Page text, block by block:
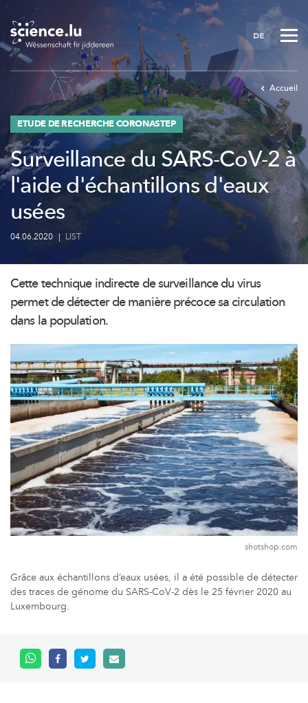
Skip
main
content
DE
Accueil
ETUDE DE RECHERCHE CORONASTEP
Surveillance du SARS-CoV-2 à
l'aide d'échantillons d'eaux
usées
04.06.2020 | LIST
Cette technique indirecte de surveillance du virus
permet de détecter de manière précoce sa circulation
dans la population.
shotshop.com
Grâce aux échantillons d’eaux usées, il a été possible de détecter
des traces de génome du SARS-CoV-2 dès le 25 février 2020 au
Luxembourg.